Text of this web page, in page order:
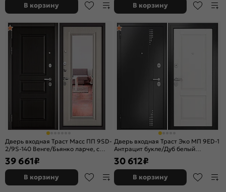
В корзину В корзину
Дверь входная Траст Масс ПП 9SD-
2/9S-140 Венге/Бьянко ларче, с
зеркалом, 2 замка, с ночной
задвижкой
39 661₽
В корзину
Дверь входная Траст Эко МП 9ED-1
Антрацит букле/Дуб белый
скандинавский, 2 замка
30 612₽
В корзину